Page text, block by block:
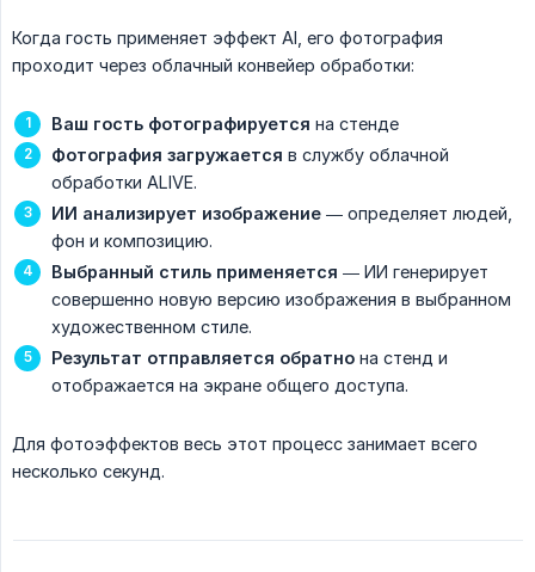
Когда гость применяет эффект AI, его фотография
проходит через облачный конвейер обработки:
Ваш гость фотографируется на стенде
Фотография загружается в службу облачной
обработки ALIVE.
ИИ анализирует изображение — определяет людей,
фон и композицию.
Выбранный стиль применяется — ИИ генерирует
совершенно новую версию изображения в выбранном
художественном стиле.
Результат отправляется обратно на стенд и
отображается на экране общего доступа.
Для фотоэффектов весь этот процесс занимает всего
несколько секунд.